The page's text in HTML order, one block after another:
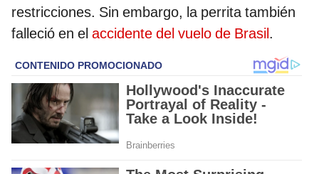
restricciones. Sin embargo, la perrita también
falleció en el accidente del vuelo de Brasil.